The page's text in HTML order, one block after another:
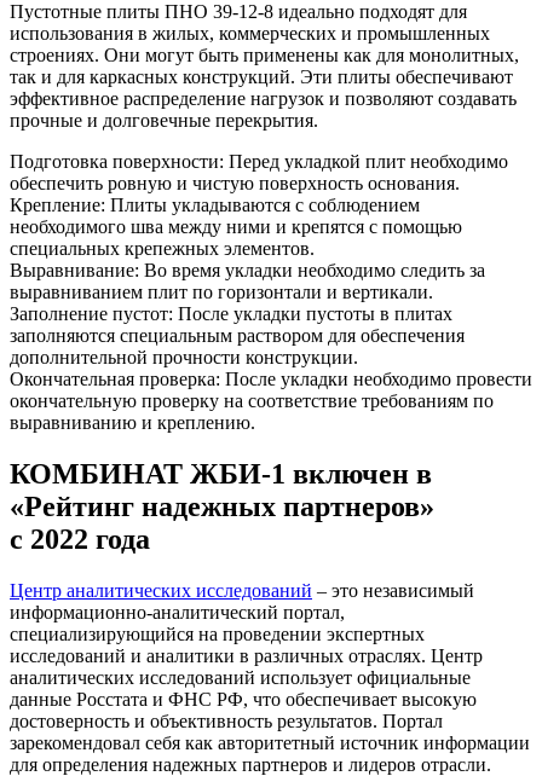
Пустотные плиты ПНО 39-12-8 идеально подходят для
использования в жилых, коммерческих и промышленных
строениях. Они могут быть применены как для монолитных,
так и для каркасных конструкций. Эти плиты обеспечивают
эффективное распределение нагрузок и позволяют создавать
прочные и долговечные перекрытия.
Подготовка поверхности: Перед укладкой плит необходимо
обеспечить ровную и чистую поверхность основания.
Крепление: Плиты укладываются с соблюдением
необходимого шва между ними и крепятся с помощью
специальных крепежных элементов.
Выравнивание: Во время укладки необходимо следить за
выравниванием плит по горизонтали и вертикали.
Заполнение пустот: После укладки пустоты в плитах
заполняются специальным раствором для обеспечения
дополнительной прочности конструкции.
Окончательная проверка: После укладки необходимо провести
окончательную проверку на соответствие требованиям по
выравниванию и креплению.
КОМБИНАТ ЖБИ-1 включен в
«Рейтинг надежных партнеров»
с 2022 года
Центр аналитических исследований – это независимый
информационно-аналитический портал,
специализирующийся на проведении экспертных
исследований и аналитики в различных отраслях. Центр
аналитических исследований использует официальные
данные Росстата и ФНС РФ, что обеспечивает высокую
достоверность и объективность результатов. Портал
зарекомендовал себя как авторитетный источник информации
для определения надежных партнеров и лидеров отрасли.